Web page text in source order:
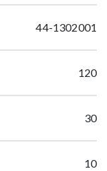
44-1302001
120
30
10